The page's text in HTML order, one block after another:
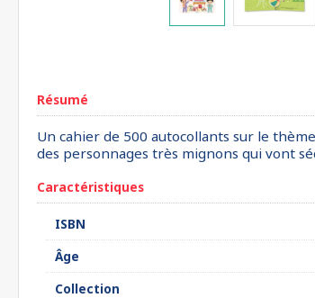
Résumé
Un cahier de 500 autocollants sur le
des personnages très mignons qui vont
Caractéristiques
ISBN
Âge
Collection